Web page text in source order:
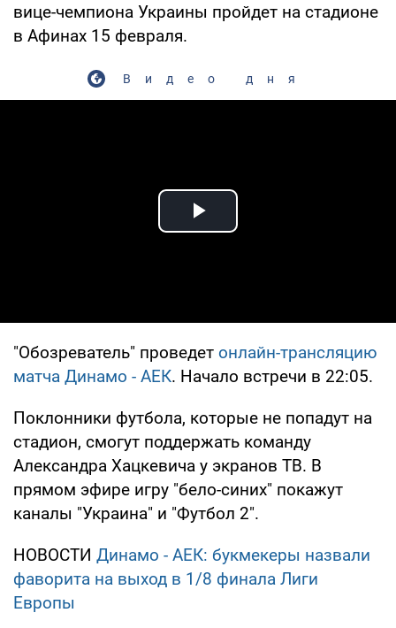
вице-чемпиона Украины пройдет на стадионе
в Афинах 15 февраля.
Видео дня
Play Video
"Обозреватель" проведет онлайн-трансляцию
матча Динамо - АЕК. Начало встречи в 22:05.
Поклонники футбола, которые не попадут на
стадион, смогут поддержать команду
Александра Хацкевича у экранов ТВ. В
прямом эфире игру "бело-синих" покажут
каналы "Украина" и "Футбол 2".
НОВОСТИ Динамо - АЕК: букмекеры назвали
фаворита на выход в 1/8 финала Лиги
Европы